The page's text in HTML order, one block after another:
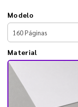
Modelo
Material